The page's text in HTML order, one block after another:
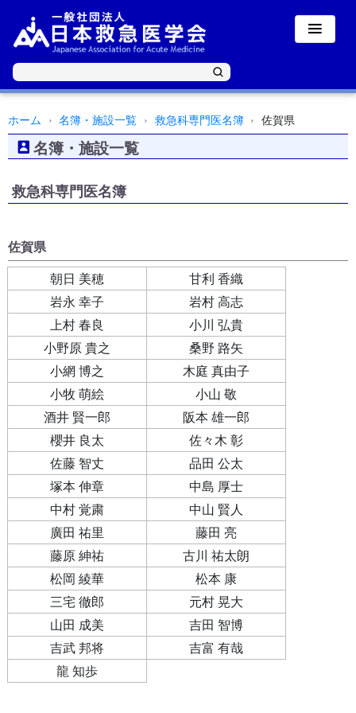
ホーム 名簿・施設一覧 救急科専門医名簿 佐賀県
名簿・施設一覧
救急科専門医名簿
佐賀県
朝日 美穂
甘利 香織
岩永 幸子
岩村 高志
上村 春良
小川 弘貴
小野原 貴之
桑野 路矢
小網 博之
木庭 真由子
小牧 萌絵
小山 敬
酒井 賢一郎
阪本 雄一郎
櫻井 良太
佐々木 彰
佐藤 智丈
品田 公太
塚本 伸章
中島 厚士
中村 覚粛
中山 賢人
廣田 祐里
藤田 亮
藤原 紳祐
古川 祐太朗
松岡 綾華
松本 康
三宅 徹郎
元村 晃大
山田 成美
吉田 智博
吉武 邦将
吉富 有哉
龍 知歩